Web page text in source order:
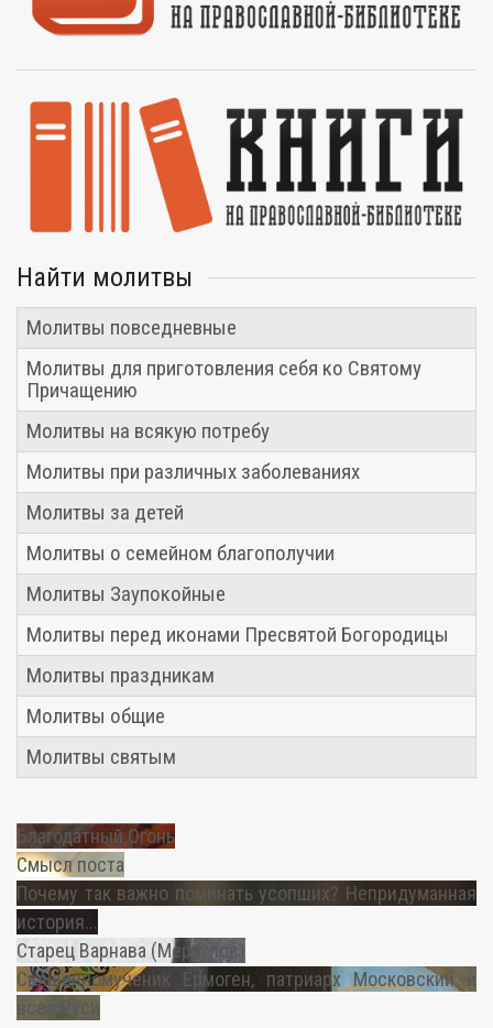
Найти молитвы
Молитвы повседневные
Молитвы для приготовления себя ко Святому
Причащению
Молитвы на всякую потребу
Молитвы при различных заболеваниях
Молитвы за детей
Молитвы о семейном благополучии
Молитвы Заупокойные
Молитвы перед иконами Пресвятой Богородицы
Молитвы праздникам
Молитвы общие
Молитвы святым
Благодатный Огонь
Смысл поста
Почему так важно поминать усопших? Непридуманная
история...
Старец Варнава (Меркулов)
Священномученик Ермоген, патриарх Московский и
всея Руси